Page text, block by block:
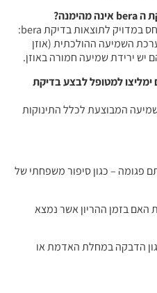
ה
אינה מהימנה?
בשני מצבים עיקריים לא ניתן להתייחס במדויק לתוצאות בדיקת bera:
השמיעה ההולכתית (אוזן
יש ירידת שמיעה חמורה באוזן.
למטופל לבצע בדיקת
המבוצעת לכלל התינוקות
פגומה – כגון סיפור משפחתי של
בזמן ההריון אשר נמצא
הדבקה במחלת האדמת או